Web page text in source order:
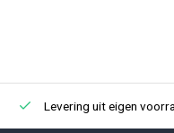
Levering uit eigen